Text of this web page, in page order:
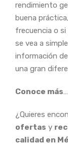
rendimiento
buena
frecuencia o
se vea a
información
una gran
Conoce más…
¿Quieres
ofertas y
calidad en